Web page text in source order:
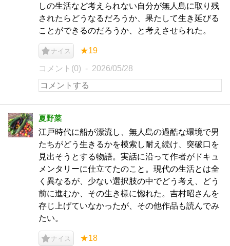
しの生活など考えられない自分が無人島に取り残
されたらどうなるだろうか、果たして生き延びる
ことができるのだろうか、と考えさせられた。
ナイス ★19
コメント(0) 2026/05/28
夏野菜
江戸時代に船が漂流し、無人島の過酷な環境で男
たちがどう生きるかを模索し耐え続け、突破口を
見出そうとする物語。実話に沿って作者がドキュ
メンタリーに仕立てたのこと。現代の生活とは全
く異なるが、少ない選択肢の中でどう考え、どう
前に進むか、その生き様に惚れた。吉村昭さんを
存じ上げていなかったが、その他作品も読んでみ
たい。
ナイス ★18